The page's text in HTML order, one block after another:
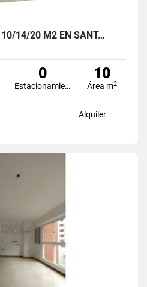
10/14/20 M2 EN SANT…
0
Estacionamiento
10
Área m2
Alquiler